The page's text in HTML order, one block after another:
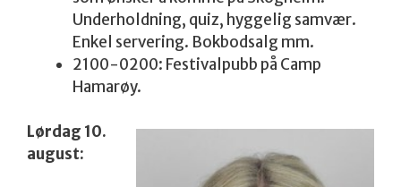
Underholdning, quiz, hyggelig samvær.
Enkel servering. Bokbodsalg mm.
2100-0200: Festivalpubb på Camp
Hamarøy.
Lørdag 10.
august: